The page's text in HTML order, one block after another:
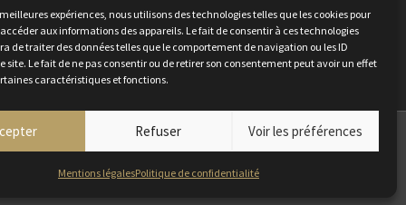
expériences, nous utilisons des technologies telles que les cookies pour
aux informations des appareils. Le fait de consentir à ces technologies
de traiter des données telles que le comportement de navigation ou les ID
site. Le fait de ne pas consentir ou de retirer son consentement peut avoir un effet
caractéristiques et fonctions.
Refuser Voir les préférences
Mentions légalesPolitique de confidentialité